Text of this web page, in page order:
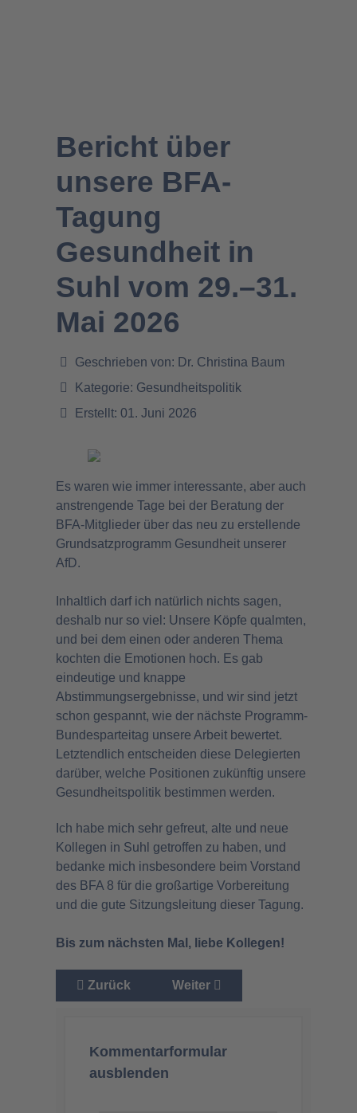
Bericht über
unsere BFA-
Tagung
Gesundheit in
Suhl vom 29.–31.
Mai 2026
Geschrieben von: Dr. Christina Baum
Kategorie: Gesundheitspolitik
Erstellt: 01. Juni 2026
Es waren wie immer interessante, aber auch
anstrengende Tage bei der Beratung der
BFA-Mitglieder über das neu zu erstellende
Grundsatzprogramm Gesundheit unserer
AfD.
Inhaltlich darf ich natürlich nichts sagen,
deshalb nur so viel: Unsere Köpfe qualmten,
und bei dem einen oder anderen Thema
kochten die Emotionen hoch. Es gab
eindeutige und knappe
Abstimmungsergebnisse, und wir sind jetzt
schon gespannt, wie der nächste Programm-
Bundesparteitag unsere Arbeit bewertet.
Letztendlich entscheiden diese Delegierten
darüber, welche Positionen zukünftig unsere
Gesundheitspolitik bestimmen werden.
Ich habe mich sehr gefreut, alte und neue
Kollegen in Suhl getroffen zu haben, und
bedanke mich insbesondere beim Vorstand
des BFA 8 für die großartige Vorbereitung
und die gute Sitzungsleitung dieser Tagung.
Bis zum nächsten Mal, liebe Kollegen!
Vorheriger Beitrag: Millionen ungenutzte
Zurück Nächster Beitrag:
Weiter
Kommentarformular
ausblenden